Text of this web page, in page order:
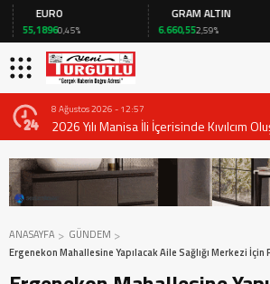
EURO
55,18960,45%
GRAM ALTIN
6.660,552,59%
8 Ağustos 2026 - 12:57
2026 Yılı Manisa İli İçerisinde Kıvılcım
Ekipmanların Kullanımında Alınması
Valilik Genel Emri
ANASAYFA
GÜNDEM
Ergenekon Mahallesine Yapılacak Aile Sağlığı Merkezi